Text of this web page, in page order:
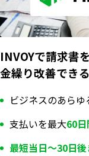
INVOYで請求書
金繰り改善できる
ビジネスのあらゆ
支払いを最大60
最短当日〜30日